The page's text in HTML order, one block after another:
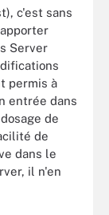
c'est sans
Server
permis à
entrée dans
de
de
dans le
il n'en